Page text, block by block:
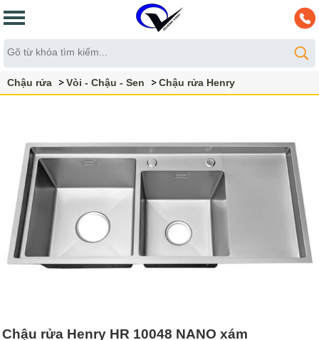
Chậu rửa Vòi - Chậu - Sen Chậu rửa Henry
Chậu rửa Henry HR 10048 NANO xám